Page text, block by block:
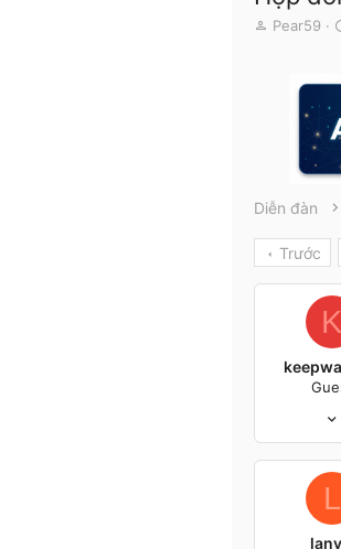
T
r
e
r
Pear59
Diễn đàn
Trước
K
L